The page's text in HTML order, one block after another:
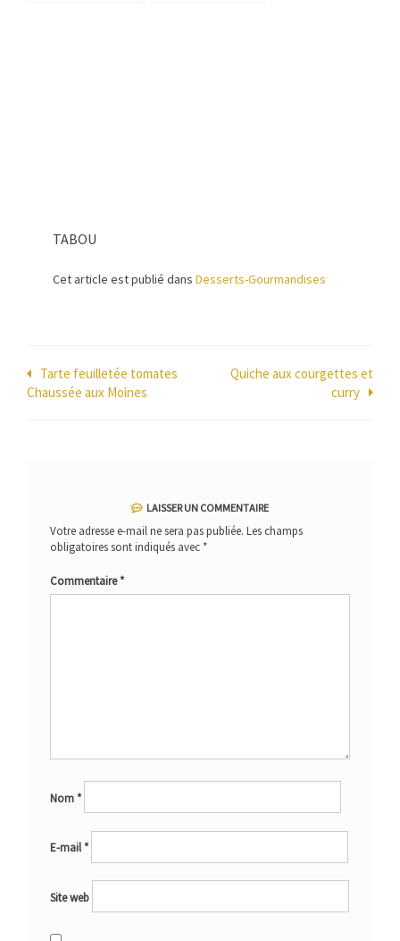
TABOU
Cet article est publié dans Desserts-Gourmandises
Navigation
de
Tarte feuilletée tomates
Chaussée aux Moines
Quiche aux courgettes et
curry
LAISSER UN COMMENTAIRE
Votre adresse e-mail ne sera pas publiée. Les champs
obligatoires sont indiqués avec *
Commentaire*
Nom*
E-mail*
Site web